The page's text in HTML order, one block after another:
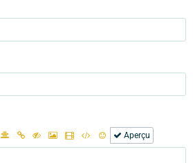
Aperçu